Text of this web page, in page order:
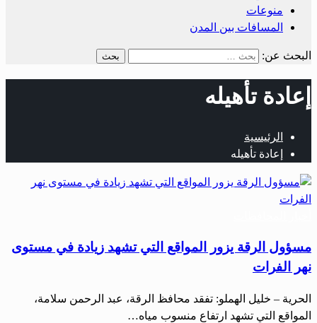
منوعات
المسافات بين المدن
البحث عن:
إعادة تأهيله
الرئيسية
إعادة تأهيله
مسؤول الرقة يزور المواقع التي تشهد زيادة في مستوى
نهر الفرات
الحرية – خليل الهملو: تفقد محافظ الرقة، عبد الرحمن سلامة،
المواقع التي تشهد ارتفاع منسوب مياه…